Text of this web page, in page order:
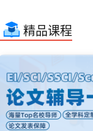
精品课程